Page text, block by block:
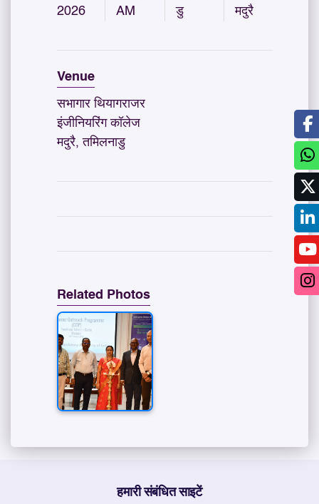
2026
AM
डु
मदुरै
Venue
सभागार थियागराजर
इंजीनियरिंग कॉलेज
मदुरै, तमिलनाडु
Related Photos
हमारी संबंधित साइटें